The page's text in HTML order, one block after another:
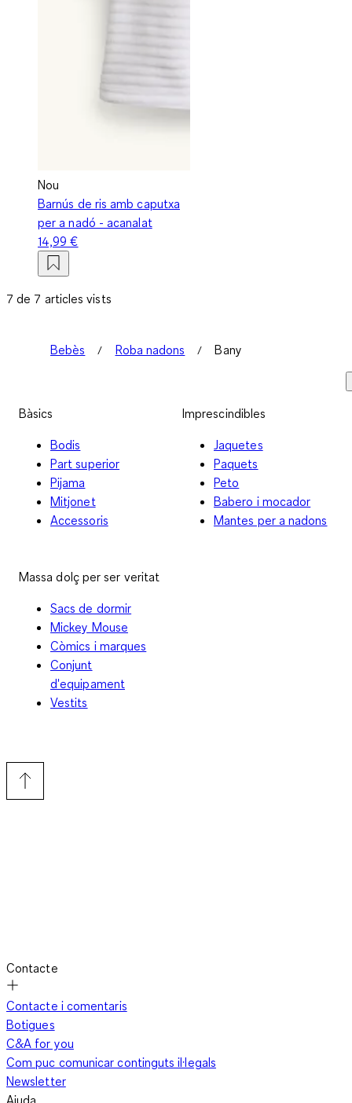
Nou
Barnús de ris amb caputxa
per a nadó - acanalat
14,99 €
7 de 7 articles vists
Bebès Roba nadons Bany
Bàsics
Bodis
Part superior
Pijama
Mitjonet
Accessoris
Imprescindibles
Jaquetes
Paquets
Peto
Babero i mocador
Mantes per a nadons
Massa dolç per ser veritat
Sacs de dormir
Mickey Mouse
Còmics i marques
Conjunt
d'equipament
Vestits
Contacte
Contacte i comentaris
Botigues
C&A for you
Com puc comunicar continguts il·legals
Newsletter
Ajuda